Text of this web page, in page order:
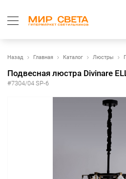
Назад Главная Каталог Люстры
Подвесная люстра Divinare
#7304/04 SP-6